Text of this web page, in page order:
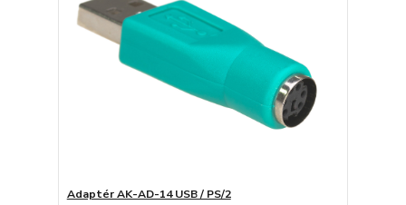
Adaptér AK-AD-14 USB / PS/2